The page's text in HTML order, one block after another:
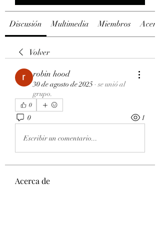
Discusión Multimedia Miembros
Volver
robin hood
30 de agosto de 2025 ·se unió al
grupo.
0
0 1
Escribir un comentario...
Acerca de